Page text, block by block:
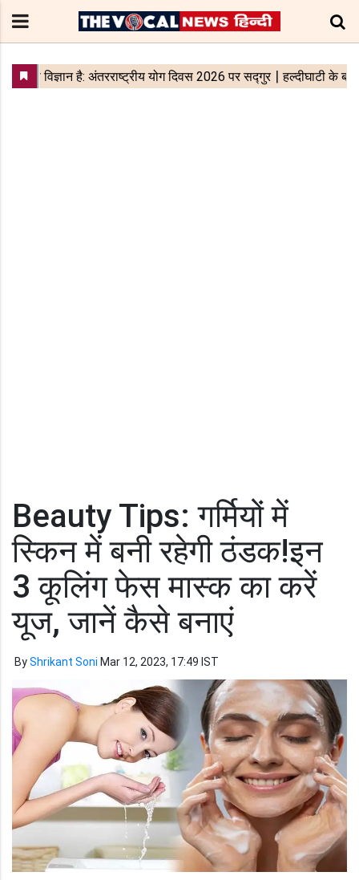
Beauty Tips: गर्मियों में
स्किन में बनी रहेगी ठंडक!इन
3 कूलिंग फेस मास्क का करें
यूज, जानें कैसे बनाएं
ByShrikant Soni Mar 12, 2023, 17:49 IST